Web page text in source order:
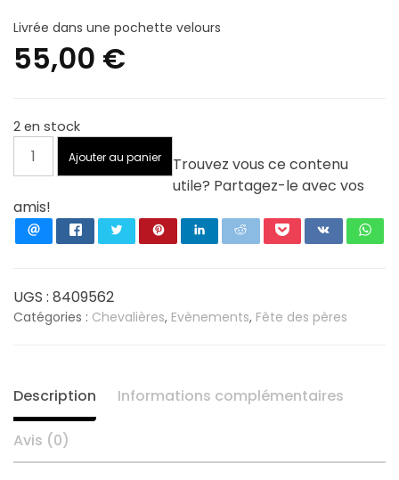
Livrée dans une pochette velours
55,00 €
2 en stock
quantité
ovale
striée
925/1000
-
Ajouter au panier
Trouvez vous ce contenu
utile? Partagez-le avec vos
amis!
UGS : 8409562
Catégories : Chevalières, Evènements, Fête des pères
Description Informations complémentaires
Avis (0)